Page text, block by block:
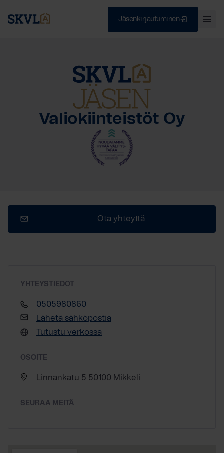
Jäsenkirjautuminen
Valiokiinteistöt Oy
Ota yhteyttä
YHTEYSTIEDOT
0505980860
Lähetä sähköpostia
Tutustu verkossa
OSOITE
Linnankatu 5 50100 Mikkeli
SEURAA MEITÄ